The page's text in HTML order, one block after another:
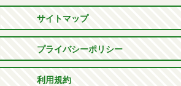
サイトマップ
プライバシーポリシー
利用規約